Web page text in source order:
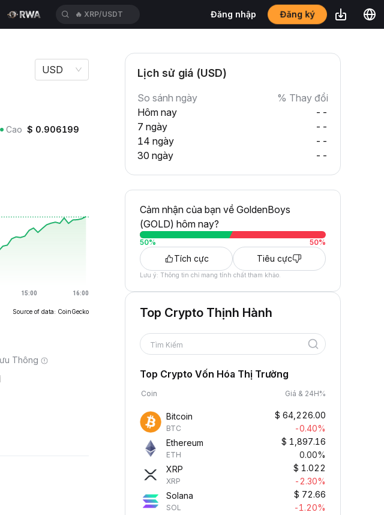
🔥 ACEUSDT Đăng nhập Đăng ký
USD
Cao $ 0.906199
Source of data: CoinGecko
Thông
Lịch sử giá (USD)
So sánh ngày
% Thay đổi
Hôm nay
--
7 ngày
--
14 ngày
--
30 ngày
--
Cảm nhận của bạn về GoldenBoys
(GOLD) hôm nay?
50% 50%
Tích cực Tiêu cực
Lưu ý: Thông tin chỉ mang tính chất tham khảo.
Top Crypto Thịnh Hành
Tìm Kiếm
Top Crypto Vốn Hóa Thị Trường
Coin Giá & 24H%
Bitcoin
BTC
$ 64,226.00
-0.40%
Ethereum
ETH
$ 1,897.16
0.00%
XRP
XRP
$ 1.022
-2.30%
Solana
SOL
$ 72.66
-1.20%